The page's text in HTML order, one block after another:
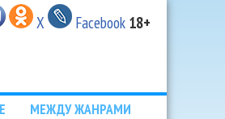
X Facebook 18+
МЕЖДУ ЖАНРАМИ